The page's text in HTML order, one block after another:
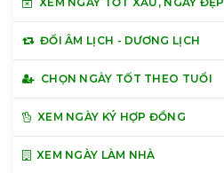
ĐỔI ÂM LỊCH - DƯƠNG LỊCH
CHỌN NGÀY TỐT THEO TUỔI
XEM NGÀY KÝ HỢP ĐỒNG
XEM NGÀY LÀM NHÀ